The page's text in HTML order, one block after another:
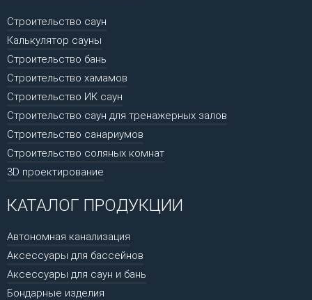
Строительство саун
Калькулятор сауны
Строительство бань
Строительство хамамов
Строительство ИК саун
Строительство саун для тренажерных залов
Строительство санариумов
Строительство соляных комнат
3D проектирование
КАТАЛОГ ПРОДУКЦИИ
Автономная канализация
Аксессуары для бассейнов
Аксессуары для саун и бань
Бондарные изделия